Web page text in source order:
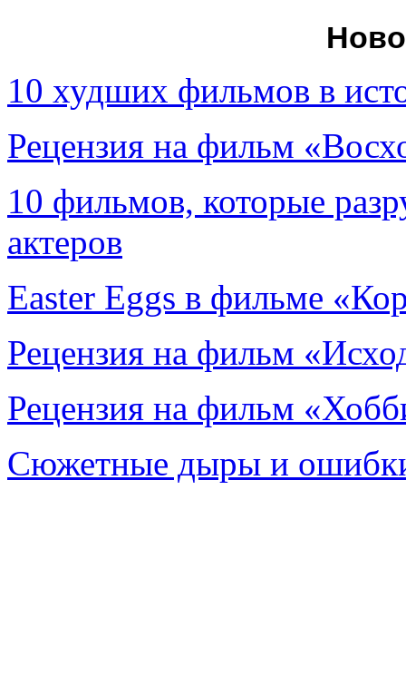
10 худших фильмов в
Рецензия на фильм
10 фильмов, которые
актеров
Easter Eggs в фильме
Рецензия на фильм
Рецензия на фильм
Сюжетные дыры и